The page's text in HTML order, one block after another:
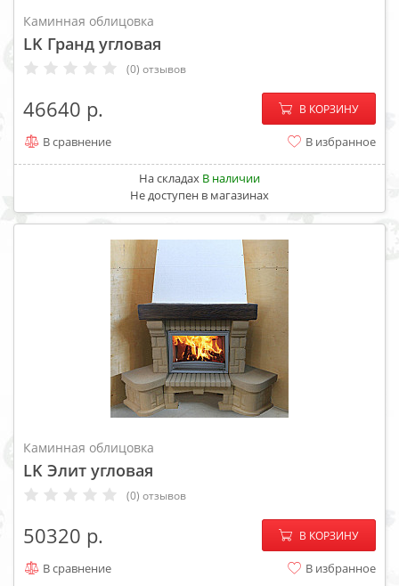
Каминная облицовка
LK Гранд угловая
(0) отзывов
46640 − +
В КОРЗИНУ
В сравнение В избранное
На складах В наличии
Не доступен в магазинах
Каминная облицовка
LK Элит угловая
(0) отзывов
50320 − +
В КОРЗИНУ
В сравнение В избранное